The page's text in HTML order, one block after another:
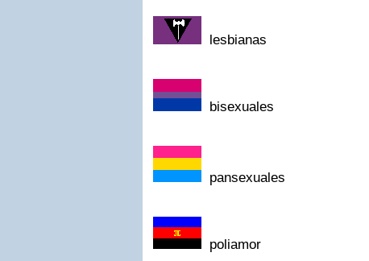
lesbianas
bisexuales
pansexuales
poliamor